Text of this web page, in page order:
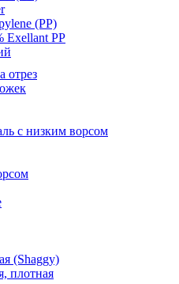
(PP)
Exellant PP
отрез
с низким ворсом
(Shaggy)
плотная